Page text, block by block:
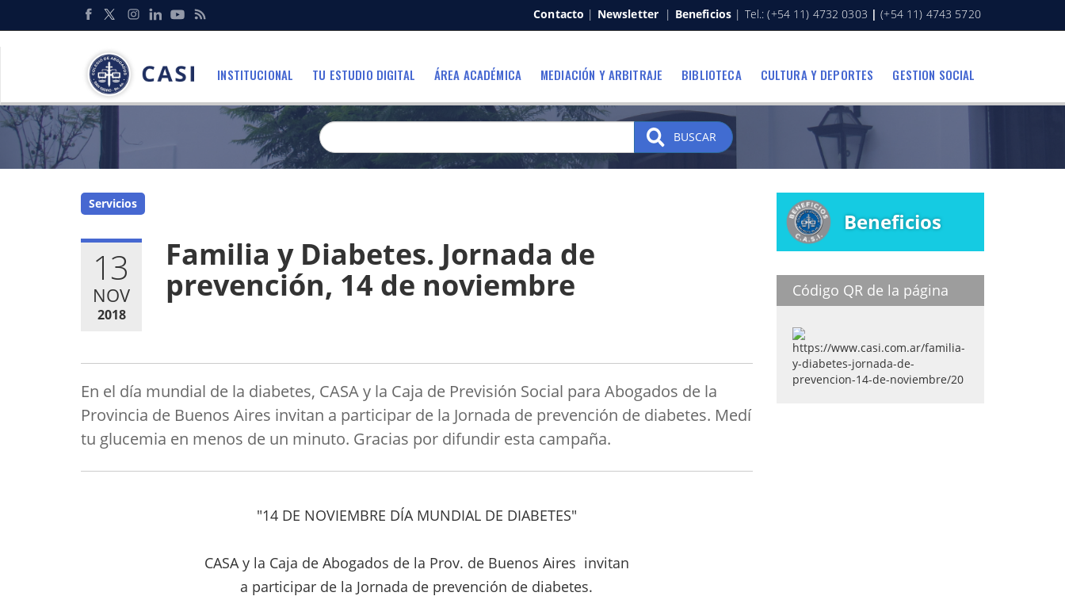
Redes
Sociales
Menu
Contacto | Newsletter | Beneficios | Tel.: (+54 11) 4732 0303 | (+54 11) 4743 5720
INSTITUCIONAL TU ESTUDIO DIGITAL ÁREA ACADÉMICA MEDIACIÓN Y ARBITRAJE BIBLIOTECA CULTURA Y DEPORTES GESTION SOCIAL
BUSCAR
Servicios
13
NOV
2018
Familia y Diabetes. Jornada de
prevención, 14 de noviembre
En el día mundial de la diabetes, CASA y la Caja de Previsión Social para Abogados de la
Provincia de Buenos Aires invitan a participar de la Jornada de prevención de diabetes. Medí
tu glucemia en menos de un minuto. Gracias por difundir esta campaña.
"14 DE NOVIEMBRE DÍA MUNDIAL DE DIABETES"
CASA y la Caja de Abogados de la Prov. de Buenos Aires invitan
a participar de la Jornada de prevención de diabetes.
Beneficios
Código QR de la página